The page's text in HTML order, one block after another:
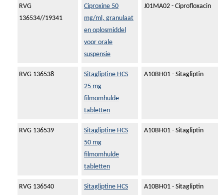
RVG
136534//19341
Ciproxine 50
mg/ml, granulaat
en oplosmiddel
voor orale
suspensie
J01MA02 - Ciprofloxacin
RVG 136538
Sitagliptine HCS
25 mg
filmomhulde
tabletten
A10BH01 - Sitagliptin
RVG 136539
Sitagliptine HCS
50 mg
filmomhulde
tabletten
A10BH01 - Sitagliptin
RVG 136540
Sitagliptine HCS
A10BH01 - Sitagliptin